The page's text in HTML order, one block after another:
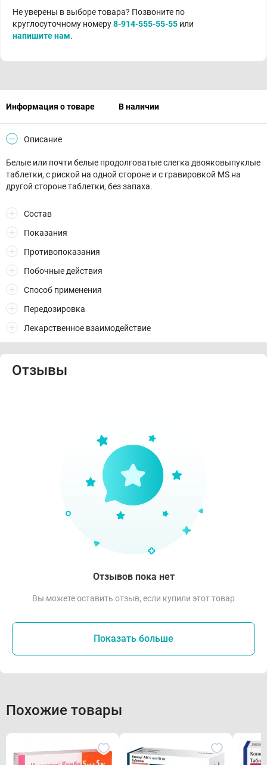
Не уверены в выборе товара? Позвоните по
круглосуточному номеру8-914-555-55-55 или
напишите нам.
Информация о товаре В наличии
Описание
Белые или почти белые продолговатые слегка двояковыпуклые
таблетки, с риской на одной стороне и с гравировкой MS на
другой стороне таблетки, без запаха.
Состав
Показания
Противопоказания
Побочные действия
Способ применения
Передозировка
Лекарственное взаимодействие
Отзывы
Отзывов пока нет
Вы можете оставить отзыв, если купили этот товар
Показать больше
Похожие товары